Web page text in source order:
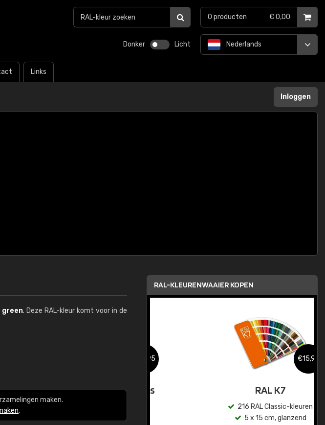
Donker Licht
Links
Nederlands
0 producten € 0,00
Inloggen
green. Deze RAL-kleur komt voor in de
maken.
.
RAL-KLEURENWAAIER KOPEN
RAL K7 op waterbasis
€15,95
216 RAL Classic-kleuren
5 x 15 cm, glanzend